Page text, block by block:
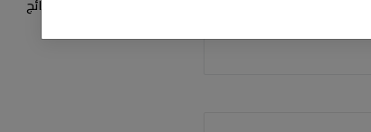
تصويت عرض النتائج